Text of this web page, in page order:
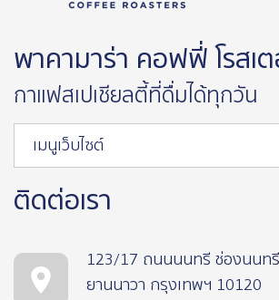
พาคามาร่า คอฟฟี่ โรสเ
กาแฟสเปเชียลตี้ที่ดื่มได้ทุกวัน
เมนูเว็บไซต์
ติดต่อเรา
123/17 ถนนนนทรี ช่องนนทรี
ยานนาวา กรุงเทพฯ 10120